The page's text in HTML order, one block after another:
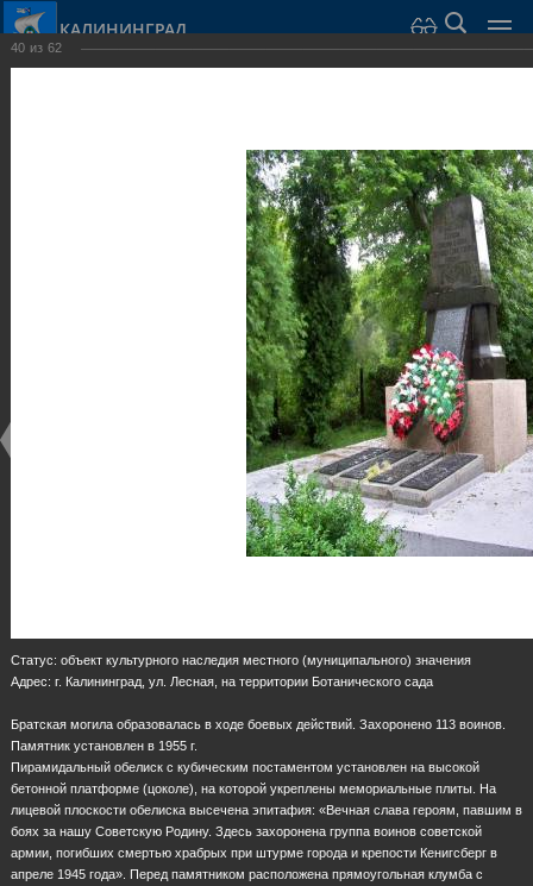
КАЛИНИНГРАД
Скульптуры и мемориалы
Скульптуры и мемориалы
40 из 62
Статус: объект культурного наследия местного (муниципального) значения
Адрес: г. Калининград, ул. Лесная, на территории Ботанического сада
Братская могила образовалась в ходе боевых действий. Захоронено 113 воинов.
Памятник установлен в 1955 г.
Пирамидальный обелиск с кубическим постаментом установлен на высокой
бетонной платформе (цоколе), на которой укреплены мемориальные плиты. На
лицевой плоскости обелиска высечена эпитафия: «Вечная слава героям, павшим в
боях за нашу Советскую Родину. Здесь захоронена группа воинов советской
армии, погибших смертью храбрых при штурме города и крепости Кенигсберг в
апреле 1945 года». Перед памятником расположена прямоугольная клумба с